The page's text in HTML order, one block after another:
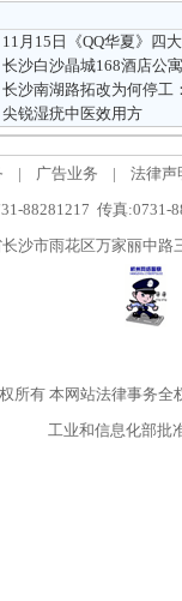
11月15日《QQ华夏》四
长沙白沙晶城168酒店公
尖锐湿疣中医效用方
| 广告业务 |
法律声
88281217 传真:0731-
沙市雨花区万家丽中
所有本网站法律事务全
工业和信息化部批